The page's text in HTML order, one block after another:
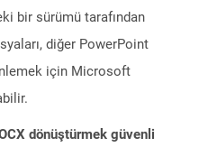
bir sürümü tarafından
diğer PowerPoint
için Microsoft
dönüştürmek güvenli